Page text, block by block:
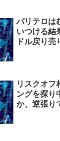
パリテロは
いつける結
ドル戻り売
リスクオフ
ングを探り
か、逆張り